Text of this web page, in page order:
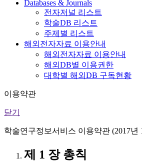
Databases & Journals
전자저널 리스트
학술DB 리스트
주제별 리스트
해외전자자료 이용안내
해외전자자료 이용안내
해외DB별 이용권한
대학별 해외DB 구독현황
이용약관
닫기
학술연구정보서비스 이용약관 (2017년
제 1 장 총칙